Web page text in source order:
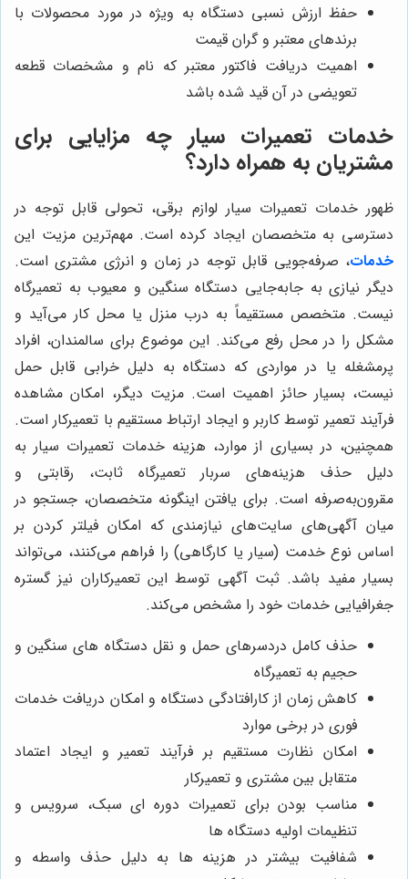
حفظ ارزش نسبی دستگاه به ویژه در مورد محصولات با
برندهای معتبر و گران قیمت
اهمیت دریافت فاکتور معتبر که نام و مشخصات قطعه
تعویضی در آن قید شده باشد
خدمات تعمیرات سیار چه مزایایی برای
مشتریان به همراه دارد؟
ظهور خدمات تعمیرات سیار لوازم برقی، تحولی قابل توجه در
دسترسی به متخصصان ایجاد کرده است. مهم‌ترین مزیت این
خدمات، صرفه‌جویی قابل توجه در زمان و انرژی مشتری است.
دیگر نیازی به جابه‌جایی دستگاه سنگین و معیوب به تعمیرگاه
نیست. متخصص مستقیماً به درب منزل یا محل کار می‌آید و
مشکل را در محل رفع می‌کند. این موضوع برای سالمندان، افراد
پرمشغله یا در مواردی که دستگاه به دلیل خرابی قابل حمل
نیست، بسیار حائز اهمیت است. مزیت دیگر، امکان مشاهده
فرآیند تعمیر توسط کاربر و ایجاد ارتباط مستقیم با تعمیرکار است.
همچنین، در بسیاری از موارد، هزینه خدمات تعمیرات سیار به
دلیل حذف هزینه‌های سربار تعمیرگاه ثابت، رقابتی و
مقرون‌به‌صرفه است. برای یافتن اینگونه متخصصان، جستجو در
میان آگهی‌های سایت‌های نیازمندی که امکان فیلتر کردن بر
اساس نوع خدمت (سیار یا کارگاهی) را فراهم می‌کنند، می‌تواند
بسیار مفید باشد. ثبت آگهی توسط این تعمیرکاران نیز گستره
جغرافیایی خدمات خود را مشخص می‌کند.
حذف کامل دردسرهای حمل و نقل دستگاه های سنگین و
حجیم به تعمیرگاه
کاهش زمان از کارافتادگی دستگاه و امکان دریافت خدمات
فوری در برخی موارد
امکان نظارت مستقیم بر فرآیند تعمیر و ایجاد اعتماد
متقابل بین مشتری و تعمیرکار
مناسب بودن برای تعمیرات دوره ای سبک، سرویس و
تنظیمات اولیه دستگاه ها
شفافیت بیشتر در هزینه ها به دلیل حذف واسطه و